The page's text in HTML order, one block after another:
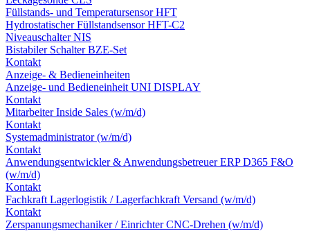
Füllstands- und Temperatursensor HFT
Hydrostatischer Füllstandsensor HFT-C2
Niveauschalter NIS
Bistabiler Schalter BZE-Set
Kontakt
Anzeige- & Bedieneinheiten
Anzeige- und Bedieneinheit UNI DISPLAY
Kontakt
Mitarbeiter Inside Sales (w/m/d)
Kontakt
Systemadministrator (w/m/d)
Kontakt
Anwendungsentwickler & Anwendungsbetreuer ERP D365 F&O
(w/m/d)
Kontakt
Fachkraft Lagerlogistik / Lagerfachkraft Versand (w/m/d)
Kontakt
Zerspanungsmechaniker / Einrichter CNC-Drehen (w/m/d)